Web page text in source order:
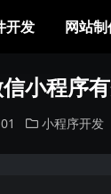
开发 网站
小程序
小程序开发